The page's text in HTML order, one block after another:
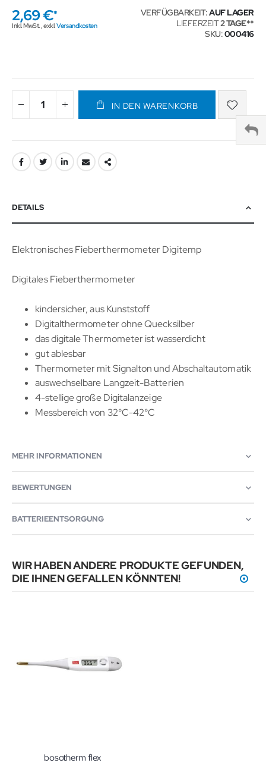
2,69 €
Inkl. MwSt.,exkl.Versandkosten
VERFÜGBARKEIT:AUF LAGER
LIEFERZEIT2 TAGE
SKU 000416
IN DEN WARENKORB
DETAILS
Elektronisches Fieberthermometer Digitemp
Digitales Fieberthermometer
kindersicher, aus Kunststoff
Digitalthermometer ohne Quecksilber
das digitale Thermometer ist wasserdicht
gut ablesbar
Thermometer mit Signalton und Abschaltautomatik
auswechselbare Langzeit-Batterien
4-stellige große Digitalanzeige
Messbereich von 32°C-42°C
MEHR INFORMATIONEN
BEWERTUNGEN
BATTERIEENTSORGUNG
WIR HABEN ANDERE PRODUKTE GEFUNDEN,
DIE IHNEN GEFALLEN KÖNNTEN!
bosotherm flex